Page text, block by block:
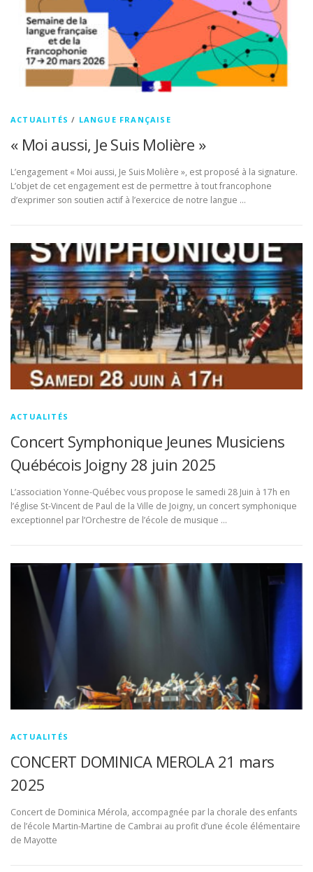
ACTUALITÉS / LANGUE FRANÇAISE
« Moi aussi, Je Suis Molière »
L’engagement « Moi aussi, Je Suis Molière », est proposé à la signature.
L’objet de cet engagement est de permettre à tout francophone
d’exprimer son soutien actif à l’exercice de notre langue …
ACTUALITÉS
Concert Symphonique Jeunes Musiciens
Québécois Joigny 28 juin 2025
L’association Yonne-Québec vous propose le samedi 28 Juin à 17h en
l’église St-Vincent de Paul de la Ville de Joigny, un concert symphonique
exceptionnel par l’Orchestre de l’école de musique …
ACTUALITÉS
CONCERT DOMINICA MEROLA 21 mars
2025
Concert de Dominica Mérola, accompagnée par la chorale des enfants
de l’école Martin-Martine de Cambrai au profit d’une école élémentaire
de Mayotte